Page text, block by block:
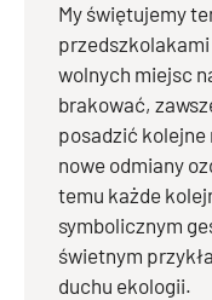
My świętujemy
przedszkolakami
wolnych miejsc
brakować,
posadzić kolejne
nowe odmiany
temu każde
symbolicznym
świetnym
duchu ekologii.